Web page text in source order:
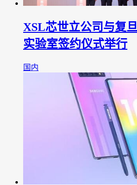
XSL芯世立公司与复
实验室签约仪式举行
国内